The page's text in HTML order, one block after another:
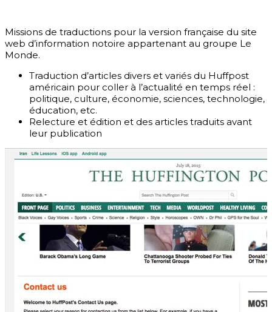
Missions de traductions pour la version française du site
web d’information notoire appartenant au groupe Le
Monde.
Traduction d’articles divers et variés du Huffpost
américain pour coller à l’actualité en temps réel :
politique, culture, économie, sciences, technologie,
éducation, etc.
Relecture et édition et des articles traduits avant
leur publication